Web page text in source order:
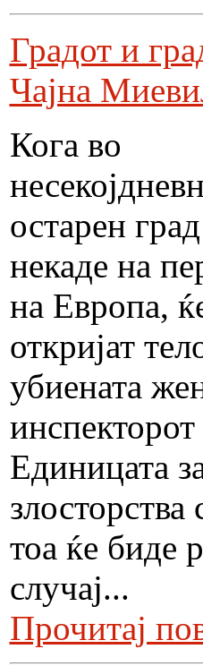
Градот и
Чајна
Кога во
остарен
некаде на
на Европа,
откријат
убиената
Единицата
злосторства
тоа ќе биде
случај...
Прочитај